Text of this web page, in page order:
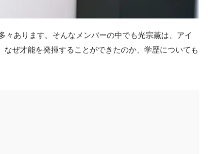
あります。そんなメンバーの中でも光宗薫は、アイ
ぜ才能を発揮することができたのか、学歴についても